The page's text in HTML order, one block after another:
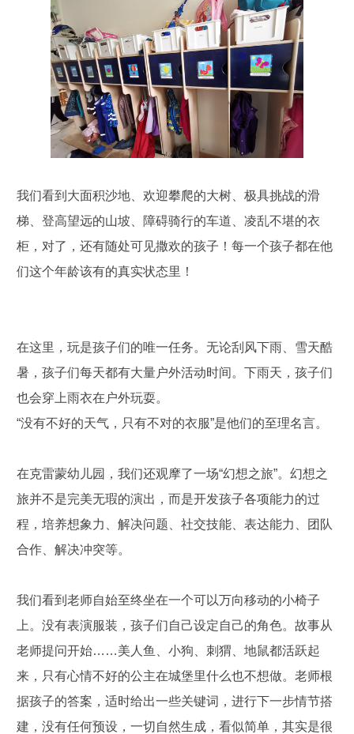
我们看到大面积沙地、欢迎攀爬的大树、极具挑战的滑
梯、登高望远的山坡、障碍骑行的车道、凌乱不堪的衣
柜，对了，还有随处可见撒欢的孩子！每一个孩子都在他
们这个年龄该有的真实状态里！
在这里，玩是孩子们的唯一任务。无论刮风下雨、雪天酷
暑，孩子们每天都有大量户外活动时间。下雨天，孩子们
也会穿上雨衣在户外玩耍。
“没有不好的天气，只有不对的衣服”是他们的至理名言。
在克雷蒙幼儿园，我们还观摩了一场“幻想之旅”。幻想之
旅并不是完美无瑕的演出，而是开发孩子各项能力的过
程，培养想象力、解决问题、社交技能、表达能力、团队
合作、解决冲突等。
我们看到老师自始至终坐在一个可以万向移动的小椅子
上。没有表演服装，孩子们自己设定自己的角色。故事从
老师提问开始……美人鱼、小狗、刺猬、地鼠都活跃起
来，只有心情不好的公主在城堡里什么也不想做。老师根
据孩子的答案，适时给出一些关键词，进行下一步情节搭
建，没有任何预设，一切自然生成，看似简单，其实是很